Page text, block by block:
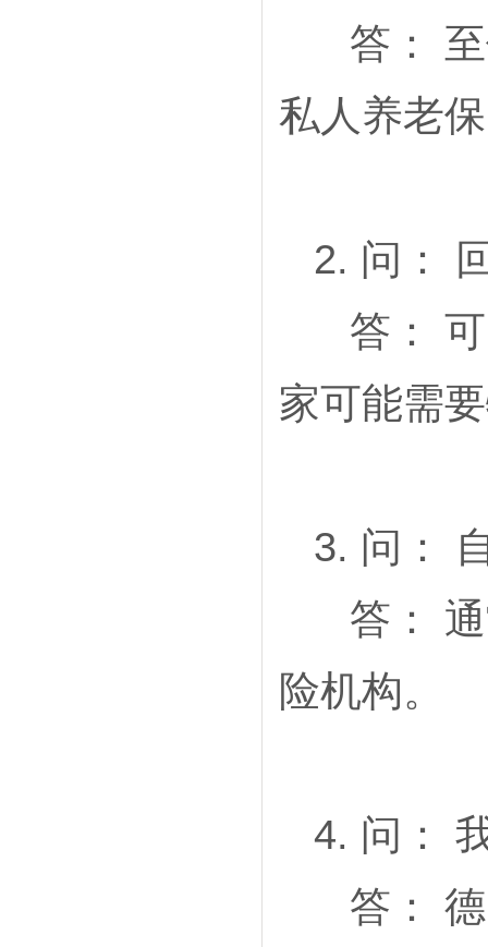
答： 至
私人养老
2. 问：
答： 可
家可能需
3. 问：
答： 通
险机构。
4. 问：
答： 德